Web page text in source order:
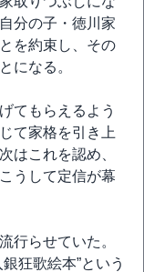
分の子・徳川家
を約束し、その
になる。
てもらえるよう
て家格を引き上
はこれを認め、
うして定信が幕
行らせていた。
狂歌絵本”という